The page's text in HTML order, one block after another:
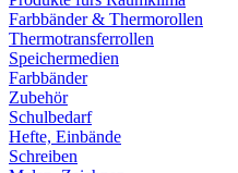
Farbbänder & Thermorollen
Thermotransferrollen
Speichermedien
Farbbänder
Zubehör
Schulbedarf
Hefte, Einbände
Schreiben